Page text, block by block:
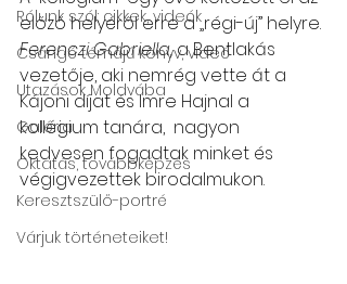
Rólunk szól: cikkek, videók
Csángó témájú könyv, videó
Utazások Moldvába
Galéria
Oktatás, továbbképzés
Keresztszülő-portré
Várjuk történeteiket!
előző helyéről erre a „régi-új” helyre.
Ferenczi Gabriella, a Bentlakás
vezetője, aki nemrég vette át a
Kájoni díjat és Imre Hajnal a
kollégium tanára,  nagyon
kedvesen fogadtak minket és
végigvezettek birodalmukon.